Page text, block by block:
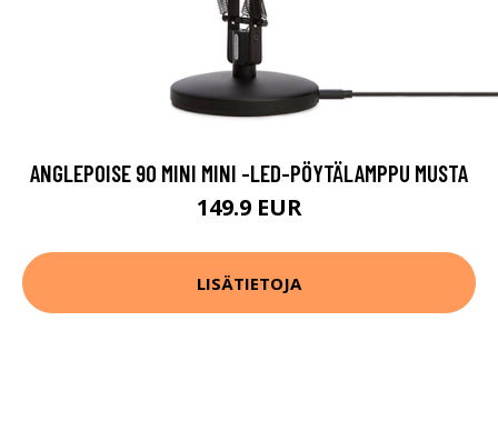
ANGLEPOISE 90 MINI MINI -LED-PÖYTÄLAMPPU MUSTA
149.9 EUR
LISÄTIETOJA